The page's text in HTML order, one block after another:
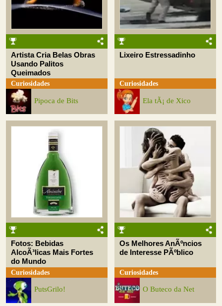
Artista Cria Belas Obras
Usando Palitos
Queimados
Curiosidades
Pipoca de Bits
Lixeiro Estressadinho
Curiosidades
Ela tÃ¡ de Xico
Fotos: Bebidas
AlcoÃ³licas Mais Fortes
do Mundo
Curiosidades
PutsGrilo!
Os Melhores AnÃºncios
de Interesse PÃºblico
Curiosidades
O Buteco da Net